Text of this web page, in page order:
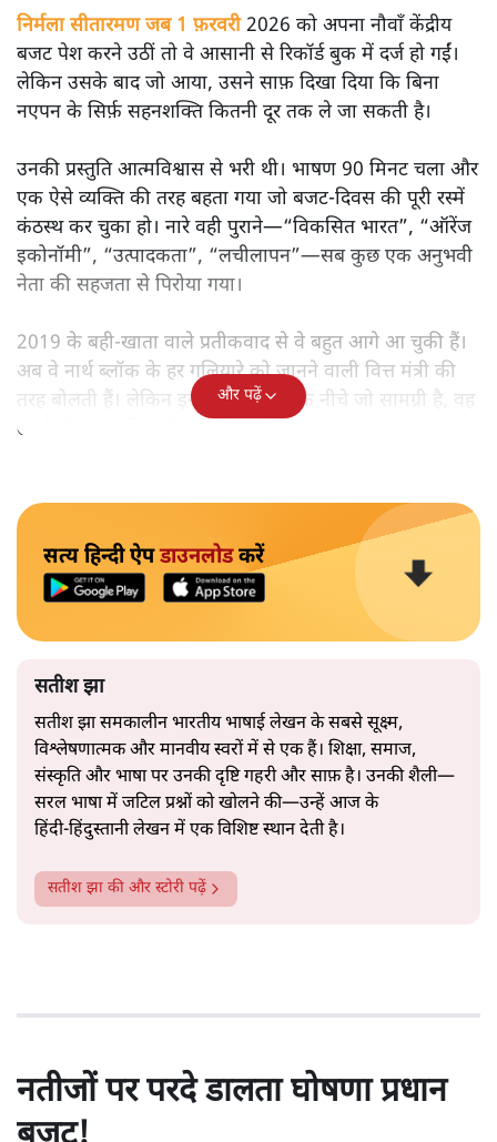
निर्मला सीतारमण जब 1 फ़रवरी2026 को अपना नौवाँ केंद्रीय
बजट पेश करने उठीं तो वे आसानी से रिकॉर्ड बुक में दर्ज हो गईं।
लेकिन उसके बाद जो आया, उसने साफ़ दिखा दिया कि बिना
नएपन के सिर्फ़ सहनशक्ति कितनी दूर तक ले जा सकती है।
उनकी प्रस्तुति आत्मविश्वास से भरी थी। भाषण 90 मिनट चला और
एक ऐसे व्यक्ति की तरह बहता गया जो बजट‑दिवस की पूरी रस्में
कंठस्थ कर चुका हो। नारे वही पुराने—“विकसित भारत”, “ऑरेंज
इकोनॉमी”, “उत्पादकता”, “लचीलापन”—सब कुछ एक अनुभवी
नेता की सहजता से पिरोया गया।
2019 के बही‑खाता वाले प्रतीकवाद से वे बहुत आगे आ चुकी हैं।
अब वे नार्थ ब्लॉक के हर गलियारे को जानने वाली वित्त मंत्री की
तरह बोलती हैं। लेकिन इस आत्मविश्वास के नीचे जो सामग्री है, वह
उतनी ही अनुमानित और दोहराव भरी।
और पढ़ें
सत्य हिन्दी ऐपडाउनलोडकरें
सतीश झा
सतीश झा समकालीन भारतीय भाषाई लेखन के सबसे सूक्ष्म,
विश्लेषणात्मक और मानवीय स्वरों में से एक हैं। शिक्षा, समाज,
संस्कृति और भाषा पर उनकी दृष्टि गहरी और साफ़ है। उनकी शैली—
सरल भाषा में जटिल प्रश्नों को खोलने की—उन्हें आज के
हिंदी‑हिंदुस्तानी लेखन में एक विशिष्ट स्थान देती है।
सतीश झा की और स्टोरी पढ़ें
नतीजों पर परदे डालता घोषणा प्रधान